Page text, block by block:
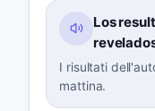
Los
I risultati
mattina.